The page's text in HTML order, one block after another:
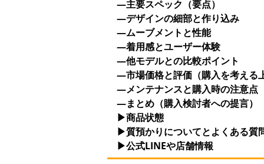
—主要スペック（要点）
—デザインの細部と作り込み
—ムーブメントと性能
—着用感とユーザー体験
—他モデルとの比較ポイント
—市場価格と評価（購入を考える
—メンテナンスと購入時の注意点
—まとめ（購入検討者への提言）
▶商品状態
▶質預かりについてとよくある質
▶公式LINEや店舗情報